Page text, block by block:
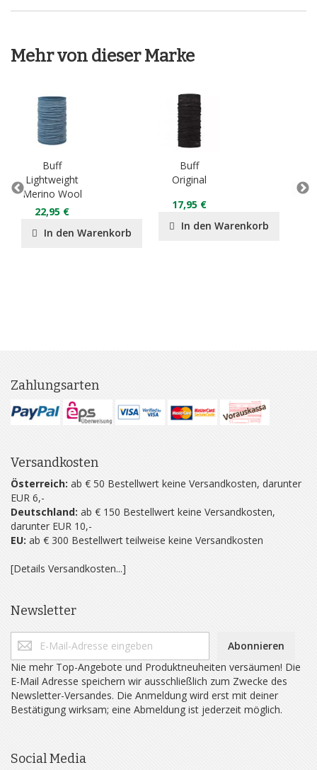
Mehr von dieser Marke
Buff
Lightweight
Merino Wool
22,95 €
In den Warenkorb
Buff
Original
17,95 €
In den Warenkorb
Zahlungsarten
Versandkosten
Österreich: ab € 50 Bestellwert keine Versandkosten, darunter
EUR 6,-
Deutschland: ab € 150 Bestellwert keine Versandkosten,
darunter EUR 10,-
EU: ab € 300 Bestellwert teilweise keine Versandkosten
[Details Versandkosten...]
Newsletter
Abonnieren
Nie mehr Top-Angebote und Produktneuheiten versäumen! Die
E-Mail Adresse speichern wir ausschließlich zum Zwecke des
Newsletter-Versandes. Die Anmeldung wird erst mit deiner
Bestätigung wirksam; eine Abmeldung ist jederzeit möglich.
Social Media